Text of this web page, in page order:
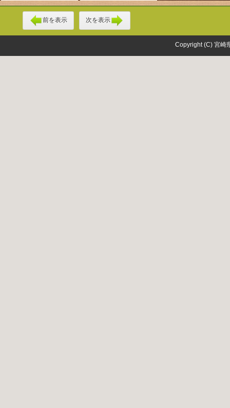
前を表示 次を表示
Copyright (C) 宮崎